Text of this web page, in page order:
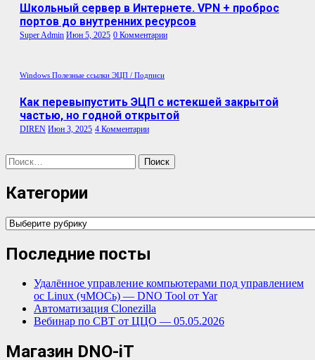
Школьный сервер в Интернете. VPN + проброс
портов до внутренних ресурсов
Super Admin Июн 5, 2025 0 Комментарии
Windows Полезные ссылки ЭЦП / Подписи
Как перевыпустить ЭЦП с истекшей закрытой
частью, но годной открытой
DIREN Июн 3, 2025 4 Комментарии
Найти:
Категории
Категории
Последние посты
Удалённое управление компьютерами под управлением
ос Linux (чМОСь) — DNO Tool от Yar
Автоматизация Clonezilla
Вебинар по СВТ от ЦЦО — 05.05.2026
Магазин DNO-iT